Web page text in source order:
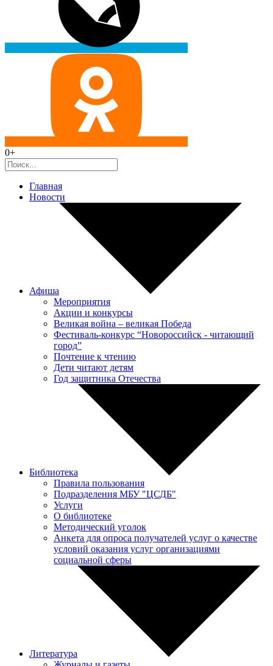
0+
Главная
Новости
Афиша
Мероприятия
Акции и конкурсы
Великая война – великая Победа
Фестиваль-конкурс “Новороссийск - читающий
город”
Почтение к чтению
Дети читают детям
Год защитника Отечества
Библиотека
Правила пользования
Подразделения МБУ "ЦСДБ"
Услуги
О библиотеке
Методический уголок
Анкета для опроса получателей услуг о качестве
условий оказания услуг организациями
социальной сферы
Литература